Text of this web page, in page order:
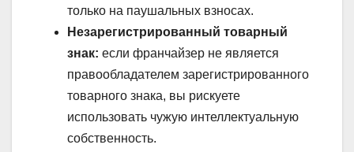
только на паушальных взносах.
Незарегистрированный товарный
знак: если франчайзер не является
правообладателем зарегистрированного
товарного знака, вы рискуете
использовать чужую интеллектуальную
собственность.